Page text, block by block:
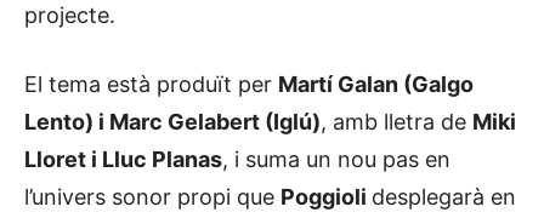
projecte.
El tema està produït per Martí Galan (Galgo
Lento) i Marc Gelabert (Iglú), amb lletra de Miki
Lloret i Lluc Planas, i suma un nou pas en
l’univers sonor propi que Poggioli desplegarà en